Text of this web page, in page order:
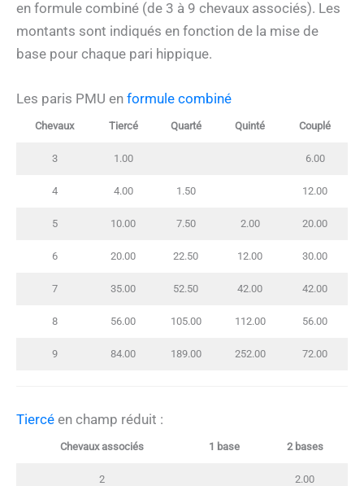
en formule combiné (de 3 à 9 chevaux associés). Les
montants sont indiqués en fonction de la mise de
base pour chaque pari hippique.
Les paris PMU en formule combiné
Chevaux Tiercé Quarté Quinté Couplé
3 1.00 6.00
4 4.00 1.50 12.00
5 10.00 7.50 2.00 20.00
6 20.00 22.50 12.00 30.00
7 35.00 52.50 42.00 42.00
8 56.00 105.00 112.00 56.00
9 84.00 189.00 252.00 72.00
Tiercé en champ réduit :
Chevaux associés 1 base 2 bases
2 2.00